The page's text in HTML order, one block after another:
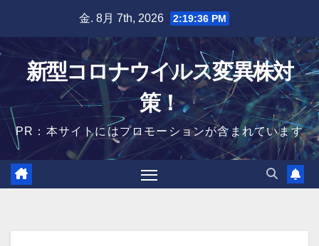
content
金. 8月 7th, 2026 2:19:37 PM
新型コロナウイルス変異株対
策！
PR：本サイトにはプロモーションが含まれています